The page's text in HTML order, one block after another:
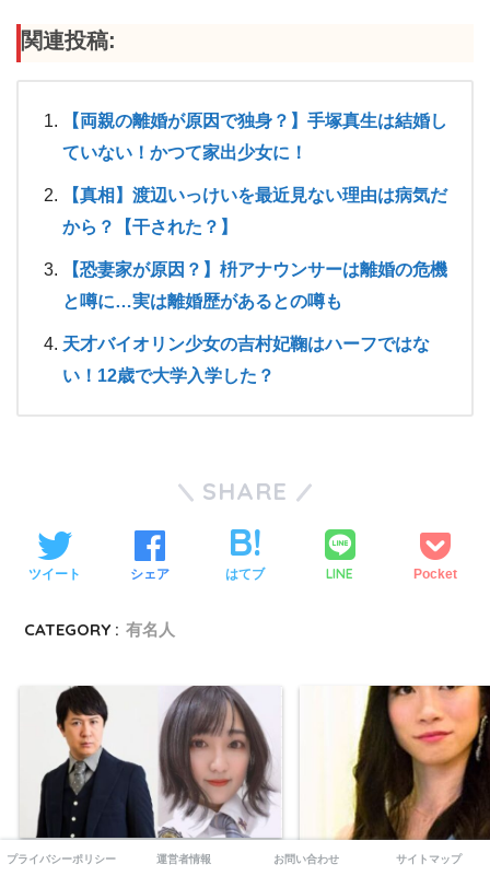
関連投稿:
【両親の離婚が原因で独身？】手塚真生は結婚し
ていない！かつて家出少女に！
【真相】渡辺いっけいを最近見ない理由は病気だ
から？【干された？】
【恐妻家が原因？】枡アナウンサーは離婚の危機
と噂に…実は離婚歴があるとの噂も
天才バイオリン少女の吉村妃鞠はハーフではな
い！12歳で大学入学した？
SHARE
ツイート シェア はてブ LINE Pocket
CATEGORY : 有名人
オジサン好き？悠木碧の夫は誰？！
プライバシーポリシー 運営者情報 お問い合わせ サイトマップ